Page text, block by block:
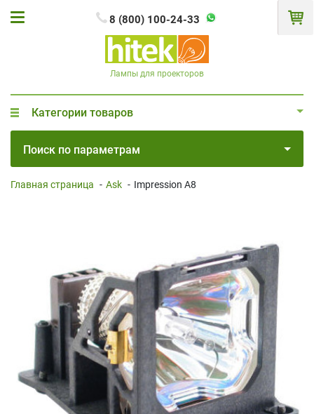
8 (800) 100-24-33
Лампы для проекторов
Категории товаров
Поиск по параметрам
Главная страница - Ask - Impression A8